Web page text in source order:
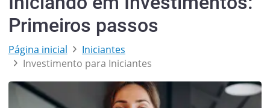
Primeiros passos
Página inicial
Iniciantes
Investimento para Iniciantes